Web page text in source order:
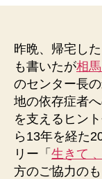
昨晩、帰宅し
も書いたが相
のセンター長
地の依存症者
を支えるヒン
ら13年を経た
リー「 生きて
方のご協力の